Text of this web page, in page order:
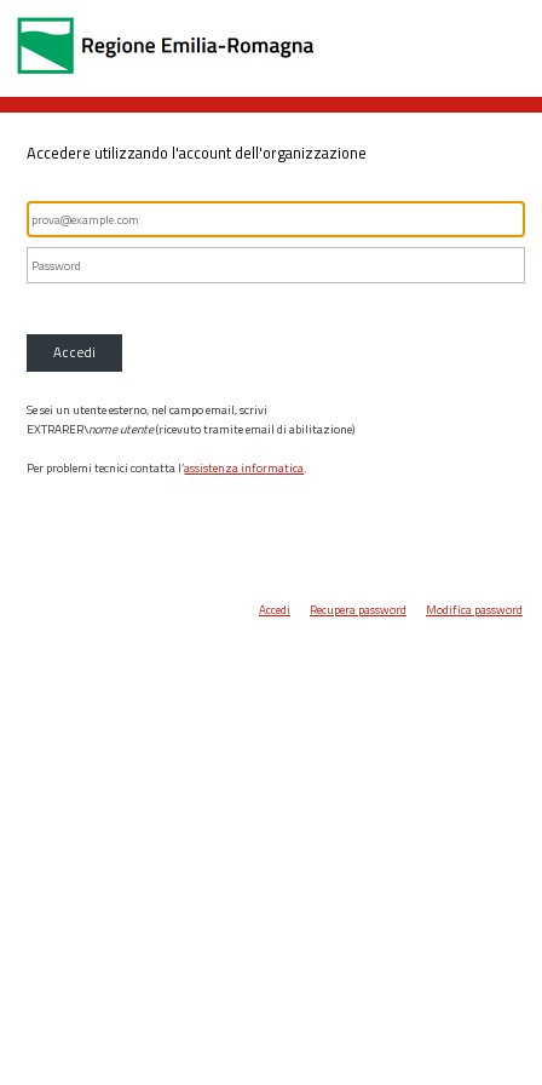
Accedere utilizzando l'account dell'organizzazione
Accedi
Se sei un utente esterno, nel campo email, scrivi
EXTRARER\nome utente(ricevuto tramite email di abilitazione)
Per problemi tecnici contatta l’assistenza informatica.
Accedi Recupera password Modifica password